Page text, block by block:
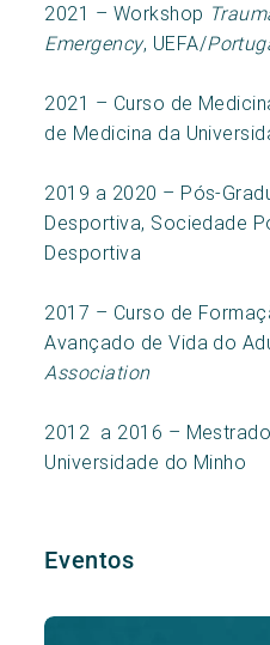
2021 – Workshop
Emergency, UEFA/
2021 – Curso de
de Medicina da
2019 a 2020 – Pós-
Desportiva, Sociedade
Desportiva
2017 – Curso de
Avançado de Vida do
Association
2012 a 2016 –
Universidade do Minho
Eventos